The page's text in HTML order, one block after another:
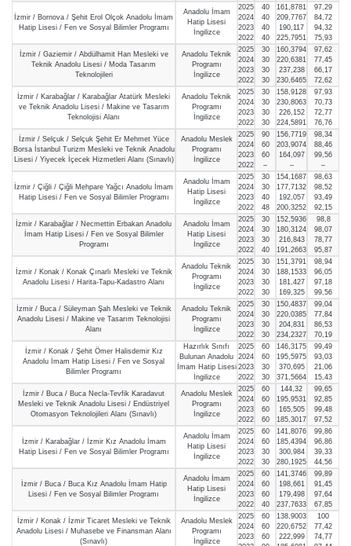
İzmir / Bornova / Şehit Erol Olçok Anadolu İmam
Hatip Lisesi / Fen ve Sosyal Bilimler Programı
Anadolu İmam
Hatip Lisesi
İngilizce
2025
2024
2023
2022
40
40
40
40
161,8781
209,7767
190,117
225,7951
97,29
84,72
94,32
75,93
İzmir / Gaziemir / Abdülhamit Han Mesleki ve
Teknik Anadolu Lisesi / Moda Tasarım
Teknolojileri
Anadolu Teknik
Programı
İngilizce
2025
2024
2023
2022
30
30
30
30
160,3794
220,6381
237,238
230,6465
97,62
77,45
66,17
72,62
İzmir / Karabağlar / Karabağlar Atatürk Mesleki
ve Teknik Anadolu Lisesi / Makine ve Tasarım
Teknolojisi Alanı
Anadolu Teknik
Programı
İngilizce
2025
2024
2023
2022
30
30
30
30
158,9128
230,8063
226,152
224,5891
97,93
70,73
72,77
76,76
İzmir / Selçuk / Selçuk Şehit Er Mehmet Yüce
Borsa İstanbul Turizm Mesleki ve Teknik Anadolu
Lisesi / Yiyecek İçecek Hizmetleri Alanı (Sınavlı)
Anadolu Meslek
Programı
İngilizce
2025
2024
2023
2022
90
60
60
–
156,7719
203,9074
164,097
–
98,34
88,46
99,56
–
İzmir / Çiğli / Çiğli Mehpare Yağcı Anadolu İmam
Hatip Lisesi / Fen ve Sosyal Bilimler Programı
Anadolu İmam
Hatip Lisesi
İngilizce
2025
2024
2023
2022
30
30
40
48
154,1687
177,7132
192,057
200,3252
98,63
98,52
93,49
92,15
İzmir / Karabağlar / Necmettin Erbakan Anadolu
İmam Hatip Lisesi / Fen ve Sosyal Bilimler
Programı
Anadolu İmam
Hatip Lisesi
İngilizce
2025
2024
2023
2022
30
30
30
40
152,5936
180,3124
216,843
191,2663
98,8
98,07
78,77
95,87
İzmir / Konak / Konak Çınarlı Mesleki ve Teknik
Anadolu Lisesi / Harita-Tapu-Kadastro Alanı
Anadolu Teknik
Programı
İngilizce
2025
2024
2023
2022
30
30
30
30
151,3791
188,1533
181,427
169,325
98,94
96,05
97,18
99,56
İzmir / Buca / Süleyman Şah Mesleki ve Teknik
Anadolu Lisesi / Makine ve Tasarım Teknolojisi
Alanı
Anadolu Teknik
Programı
İngilizce
2025
2024
2023
2022
30
30
30
30
150,4837
220,0385
204,831
234,2327
99,04
77,84
86,53
70,19
İzmir / Konak / Şehit Ömer Halisdemir Kız
Anadolu İmam Hatip Lisesi / Fen ve Sosyal
Bilimler Programı
Hazırlık Sınıfı
Bulunan Anadolu
İmam Hatip Lisesi
İngilizce
2025
2024
2023
2022
60
60
30
30
146,3175
195,5975
370,695
371,5664
99,49
93,03
21,06
15,43
İzmir / Buca / Buca Necla-Tevfik Karadavut
Mesleki ve Teknik Anadolu Lisesi / Endüstriyel
Otomasyon Teknolojileri Alanı (Sınavlı)
Anadolu Meslek
Programı
İngilizce
2025
2024
2023
2022
60
60
60
60
144,32
195,9531
165,505
185,3017
99,65
92,85
99,48
97,52
İzmir / Karabağlar / İzmir Kız Anadolu İmam
Hatip Lisesi / Fen ve Sosyal Bilimler Programı
Anadolu İmam
Hatip Lisesi
İngilizce
2025
2024
2023
2022
60
60
30
30
141,8076
185,4394
300,984
280,1925
99,86
96,86
39,33
44,56
İzmir / Buca / Buca Kız Anadolu İmam Hatip
Lisesi / Fen ve Sosyal Bilimler Programı
Anadolu İmam
Hatip Lisesi
İngilizce
2025
2024
2023
2022
60
60
60
40
141,3746
198,661
179,498
237,7633
99,89
91,45
97,64
67,85
İzmir / Konak / İzmir Ticaret Mesleki ve Teknik
Anadolu Lisesi / Muhasebe ve Finansman Alanı
(Sınavlı)
Anadolu Meslek
Programı
İngilizce
2025
2024
2023
60
60
60
138,9003
220,6752
222,999
100
77,42
74,77